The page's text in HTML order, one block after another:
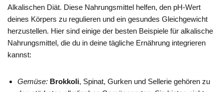
Alkalischen Diät. Diese Nahrungsmittel helfen, den pH-Wert
deines Körpers zu regulieren und ein gesundes Gleichgewicht
herzustellen. Hier sind einige der besten Beispiele für alkalische
Nahrungsmittel, die du in deine tägliche Ernährung integrieren
kannst:
Gemüse: Brokkoli, Spinat, Gurken und Sellerie gehören zu